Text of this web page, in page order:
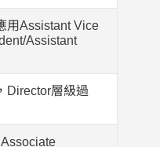
用Assistant Vice
Assistant
Director層級過